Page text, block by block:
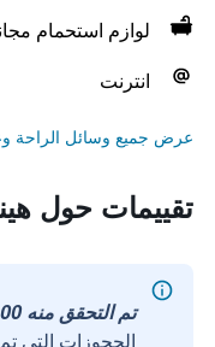
لوازم استحمام
انترنت
عرض جميع وسائل الراحة
تقييمات حول
تم التحقق منه 100%
الحجوزات التي